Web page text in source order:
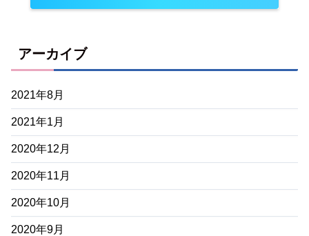
アーカイブ
2021年8月
2021年1月
2020年12月
2020年11月
2020年10月
2020年9月